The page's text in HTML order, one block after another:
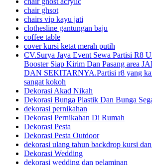
chair ghsot
chairs vip kayu jati
clothesline gantungan baju
coffee table
cover kursi ketat merah putih
CV.Surya Jaya Event Sewa Partisi R8
Booster Siap Kirim Dan Pasang area
DAN SEKITARNYA.Partisi r8 yang
sangat kokoh
Dekorasi Akad Nikah
Dekorasi Bunga Plastik Dan Bunga
dekorasi pernikahan
Dekorasi Pernikahan Di Rumah
Dekorasi Pesta
Dekorasi Pesta Outdoor
dekorasi ulang tahun backdrop kursi
Dekorasi Wedding
dekorasi wedding dan pelaminan